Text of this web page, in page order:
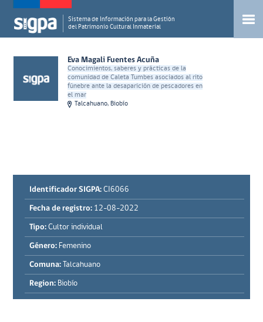
Sistema de Información para la Gestión
del Patrimonio Cultural Inmaterial
Eva Magali Fuentes Acuña
Conocimientos, saberes y prácticas de la
comunidad de Caleta Tumbes asociados al rito
fúnebre ante la desaparición de pescadores en
el mar
Talcahuano, Biobío
Identificador SIGPA: CI6066
Fecha de registro: 12-08-2022
Tipo: Cultor individual
Género: Femenino
Comuna: Talcahuano
Region: Biobío